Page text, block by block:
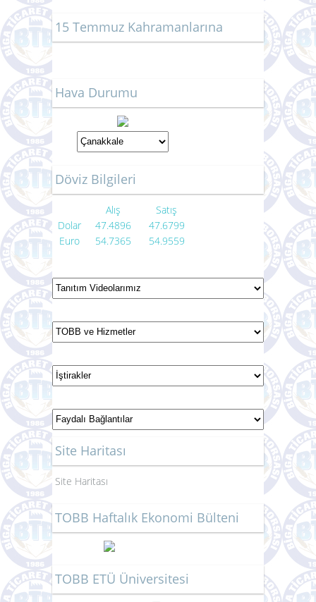
15 Temmuz Kahramanlarına
Hava Durumu
Döviz Bilgileri
Alış
Satış
Dolar
47.4896
47.6799
Euro
54.7365 54.9559
Site Haritası
Site Haritası
TOBB Haftalık Ekonomi Bülteni
TOBB ETÜ Üniversitesi